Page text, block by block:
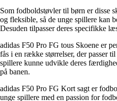
Som fodboldstøvler til børn er disse
og fleksible, så de unge spillere kan
Desuden tilpasser deres specifikke
adidas F50 Pro FG tous Skoene er
fås i en række størrelser, der passer
spillere kunne udvikle deres
på banen.
adidas F50 Pro FG Kort sagt er
unge spillere med en passion for